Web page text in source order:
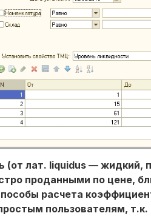
(от лат. liquidus — жидкий,
проданными по цене,
расчета
пользователям,